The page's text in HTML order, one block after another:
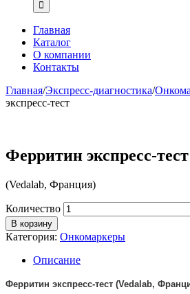
Главная
Каталог
О компании
Контакты
Главная/Экспресс-диагностика/
экспресс-тест
Ферритин экспресс-тест
(Vedalab, Франция)
Количество
В корзину
Категория: Онкомаркеры
Описание
Ферритин экспресс-тест (Vedalab,